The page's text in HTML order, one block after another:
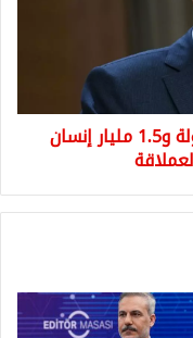
أردوغان: تركيا أصبحت بوابة 67 دولة و1.5 مليار إنسان